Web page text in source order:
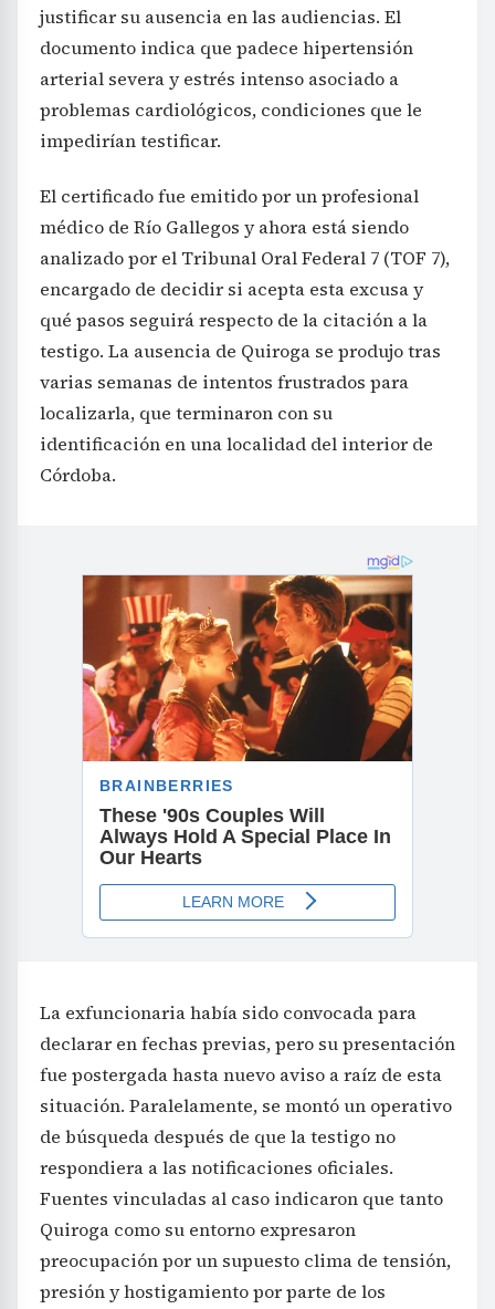
justificar su ausencia en las audiencias. El
documento indica que padece hipertensión
arterial severa y estrés intenso asociado a
problemas cardiológicos, condiciones que le
impedirían testificar.
El certificado fue emitido por un profesional
médico de Río Gallegos y ahora está siendo
analizado por el Tribunal Oral Federal 7 (TOF 7),
encargado de decidir si acepta esta excusa y
qué pasos seguirá respecto de la citación a la
testigo. La ausencia de Quiroga se produjo tras
varias semanas de intentos frustrados para
localizarla, que terminaron con su
identificación en una localidad del interior de
Córdoba.
La exfuncionaria había sido convocada para
declarar en fechas previas, pero su presentación
fue postergada hasta nuevo aviso a raíz de esta
situación. Paralelamente, se montó un operativo
de búsqueda después de que la testigo no
respondiera a las notificaciones oficiales.
Fuentes vinculadas al caso indicaron que tanto
Quiroga como su entorno expresaron
preocupación por un supuesto clima de tensión,
presión y hostigamiento por parte de los